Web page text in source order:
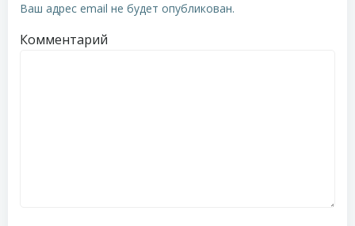
Ваш адрес email не будет опубликован.
Комментарий